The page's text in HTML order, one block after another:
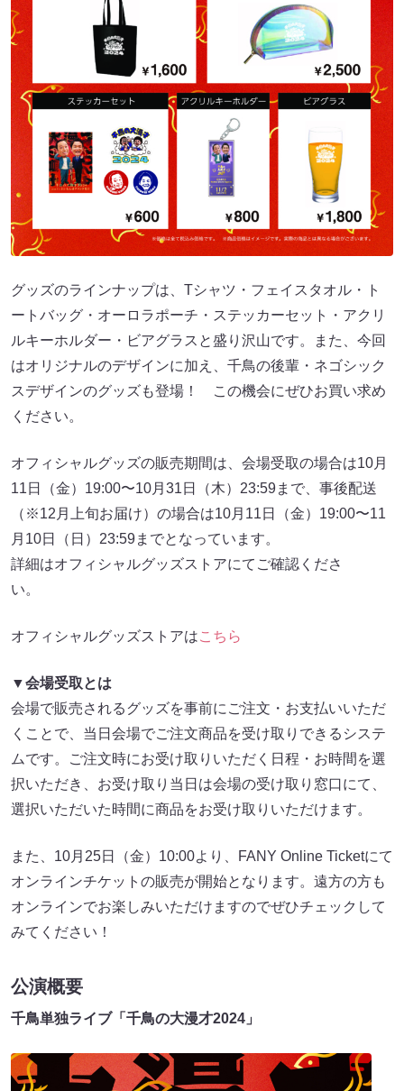
グッズのラインナップは、Tシャツ・フェイスタオル・ト
ートバッグ・オーロラポーチ・ステッカーセット・アクリ
ルキーホルダー・ビアグラスと盛り沢山です。また、今回
はオリジナルのデザインに加え、千鳥の後輩・ネゴシック
スデザインのグッズも登場！ この機会にぜひお買い求め
ください。
オフィシャルグッズの販売期間は、会場受取の場合は10月
11日（金）19:00〜10月31日（木）23:59まで、事後配送
（※12月上旬お届け）の場合は10月11日（金）19:00〜11
月10日（日）23:59までとなっています。
詳細はオフィシャルグッズストアにてご確認くださ
い。
オフィシャルグッズストアはこちら
▼会場受取とは
会場で販売されるグッズを事前にご注文・お支払いいただ
くことで、当日会場でご注文商品を受け取りできるシステ
ムです。ご注文時にお受け取りいただく日程・お時間を選
択いただき、お受け取り当日は会場の受け取り窓口にて、
選択いただいた時間に商品をお受け取りいただけます。
また、10月25日（金）10:00より、FANY Online Ticketにて
オンラインチケットの販売が開始となります。遠方の方も
オンラインでお楽しみいただけますのでぜひチェックして
みてください！
公演概要
千鳥単独ライブ「千鳥の大漫才2024」